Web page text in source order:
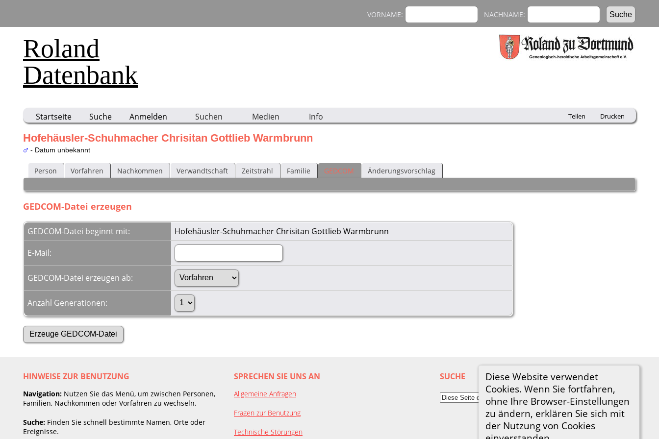
Roland
Datenbank
VORNAME: NACHNAME:
Startseite Suche Anmelden Suchen Medien Info Teilen Drucken
Diese Website verwendet
Cookies. Wenn Sie fortfahren,
ohne Ihre Browser-Einstellungen
zu ändern, erklären Sie sich mit
der Nutzung von Cookies
Hofehäusler-Schuhmacher Chrisitan Gottlieb Warmbrunn
- Datum unbekannt
Person Vorfahren Nachkommen Verwandtschaft Zeitstrahl Familie GEDCOM Änderungsvorschlag
GEDCOM-Datei erzeugen
GEDCOM-Datei beginnt mit:
Hofehäusler-Schuhmacher Chrisitan Gottlieb Warmbrunn
E-Mail:
GEDCOM-Datei erzeugen ab:
Anzahl Generationen:
HINWEISE ZUR BENUTZUNG
Navigation: Nutzen Sie das Menü, um zwischen Personen,
Familien, Nachkommen oder Vorfahren zu wechseln.
Suche: Finden Sie schnell bestimmte Namen, Orte oder
Ereignisse.
SPRECHEN SIE UNS AN
Allgemeine Anfragen
Fragen zur Benutzung
Technische Störungen
SUCHE